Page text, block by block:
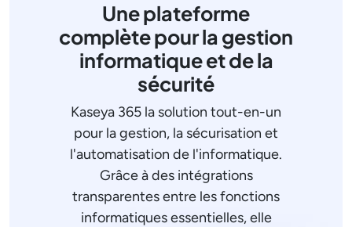
Une plateforme
complète pour la gestion
informatique et de la
sécurité
Kaseya 365 la solution tout-en-un
pour la gestion, la sécurisation et
l'automatisation de l'informatique.
Grâce à des intégrations
transparentes entre les fonctions
informatiques essentielles, elle